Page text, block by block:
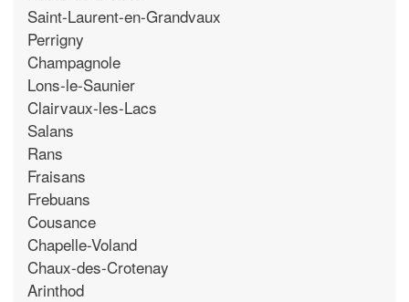
Saint-Laurent-en-Grandvaux
Perrigny
Champagnole
Lons-le-Saunier
Clairvaux-les-Lacs
Salans
Rans
Fraisans
Frebuans
Cousance
Chapelle-Voland
Chaux-des-Crotenay
Arinthod